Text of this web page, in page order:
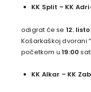
KK Split – KK
odigrat će se 12.
Košarkaškoj dvorani
početkom u19:00
KK Alkar – KK